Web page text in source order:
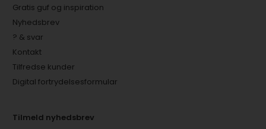
Gratis guf og inspiration
Nyhedsbrev
? & svar
Kontakt
Tilfredse kunder
Digital fortrydelsesformular
Tilmeld nyhedsbrev